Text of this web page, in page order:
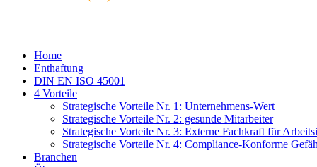
Close
Menu
Home
Enthaftung
DIN EN ISO 45001
4 Vorteile
Strategische Vorteile Nr. 1: Unternehmens-Wert
Strategische Vorteile Nr. 2: gesunde Mitarbeiter
Strategische Vorteile Nr. 3: Externe Fachkraft für
Strategische Vorteile Nr. 4: Compliance-Konforme
Branchen